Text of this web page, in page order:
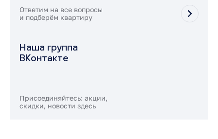
Ответим на все вопросы
и подберём квартиру
Наша группа
ВКонтакте
Присоединяйтесь: акции,
скидки, новости здесь